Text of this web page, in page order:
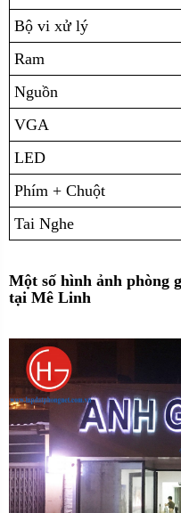
Bộ vi xử lý
Ram
Nguồn
VGA
LED
Phím + Chuột
Tai Nghe
Một số hình ảnh phòng
tại Mê Linh